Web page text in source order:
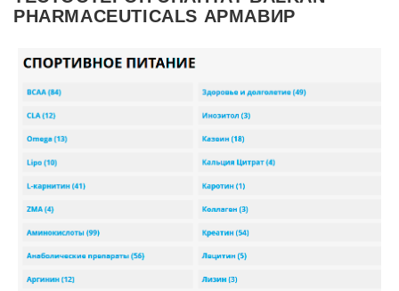
PHARMACEUTICALS АРМАВИР